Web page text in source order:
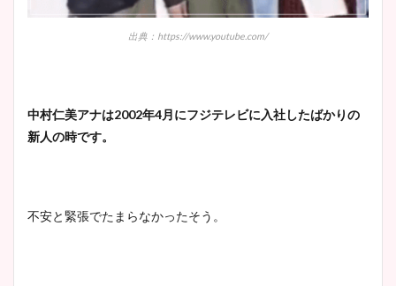
鈴木唯の太ってた時の体重が
ヤバすぎww原因や痩せたダ
出典：https://www.youtube.com/
中村仁美アナは2002年4月にフジテレビに入社したばかりの
新人の時です。
不安と緊張でたまらなかったそう。